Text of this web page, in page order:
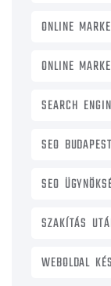
ONLINE
ONLINE
SEARCH
SEO BUDAPEST
SEO
SZAKÍTÁS
WEBOLDAL